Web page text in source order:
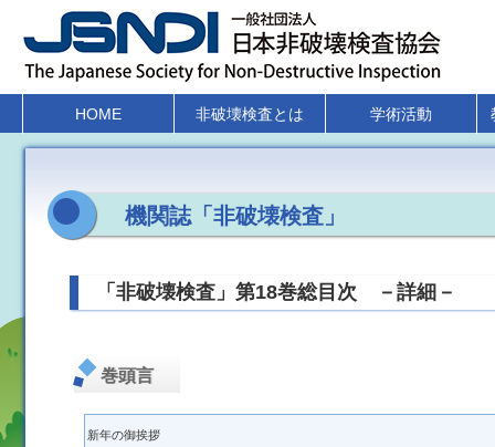
HOME 非破壊検査とは 学術活動
機関誌「非破壊検査」
「非破壊検査」第18巻総目次 －詳細－
巻頭言
新年の御挨拶